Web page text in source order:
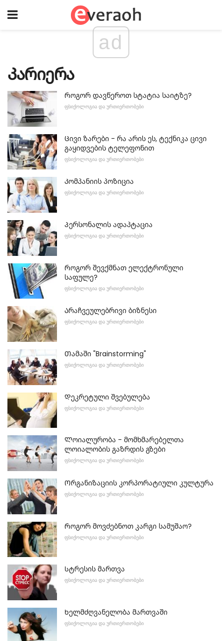
ad
Კარიერა
Როგორ დავწეროთ სტატია საიტზე?
ᲤᲡᲘᲥᲝᲚᲝᲒᲘᲐ ᲓᲐ ᲣᲠᲗᲘᲔᲠᲗᲝᲑᲔᲑᲘ
Ცივი ზარები - რა არის ეს, ტექნიკა ცივი
გაყიდვების ტელეფონით
ᲤᲡᲘᲥᲝᲚᲝᲒᲘᲐ ᲓᲐ ᲣᲠᲗᲘᲔᲠᲗᲝᲑᲔᲑᲘ
Კომპანიის პოზიცია
ᲤᲡᲘᲥᲝᲚᲝᲒᲘᲐ ᲓᲐ ᲣᲠᲗᲘᲔᲠᲗᲝᲑᲔᲑᲘ
Პერსონალის ადაპტაცია
ᲤᲡᲘᲥᲝᲚᲝᲒᲘᲐ ᲓᲐ ᲣᲠᲗᲘᲔᲠᲗᲝᲑᲔᲑᲘ
Როგორ შევქმნათ ელექტრონული
საფულე?
ᲤᲡᲘᲥᲝᲚᲝᲒᲘᲐ ᲓᲐ ᲣᲠᲗᲘᲔᲠᲗᲝᲑᲔᲑᲘ
Არაჩვეულებრივი ბიზნესი
ᲤᲡᲘᲥᲝᲚᲝᲒᲘᲐ ᲓᲐ ᲣᲠᲗᲘᲔᲠᲗᲝᲑᲔᲑᲘ
Თამაში "Brainstorming"
ᲤᲡᲘᲥᲝᲚᲝᲒᲘᲐ ᲓᲐ ᲣᲠᲗᲘᲔᲠᲗᲝᲑᲔᲑᲘ
Დეკრეტული შვებულება
ᲤᲡᲘᲥᲝᲚᲝᲒᲘᲐ ᲓᲐ ᲣᲠᲗᲘᲔᲠᲗᲝᲑᲔᲑᲘ
Ლოიალურობა - მომხმარებელთა
ლოიალობის გაზრდის გზები
ᲤᲡᲘᲥᲝᲚᲝᲒᲘᲐ ᲓᲐ ᲣᲠᲗᲘᲔᲠᲗᲝᲑᲔᲑᲘ
Ორგანიზაციის კორპორატიული კულტურა
ᲤᲡᲘᲥᲝᲚᲝᲒᲘᲐ ᲓᲐ ᲣᲠᲗᲘᲔᲠᲗᲝᲑᲔᲑᲘ
Როგორ მოვძებნოთ კარგი სამუშაო?
ᲤᲡᲘᲥᲝᲚᲝᲒᲘᲐ ᲓᲐ ᲣᲠᲗᲘᲔᲠᲗᲝᲑᲔᲑᲘ
Სტრესის მართვა
ᲤᲡᲘᲥᲝᲚᲝᲒᲘᲐ ᲓᲐ ᲣᲠᲗᲘᲔᲠᲗᲝᲑᲔᲑᲘ
Ხელმძღვანელობა მართვაში
ᲤᲡᲘᲥᲝᲚᲝᲒᲘᲐ ᲓᲐ ᲣᲠᲗᲘᲔᲠᲗᲝᲑᲔᲑᲘ